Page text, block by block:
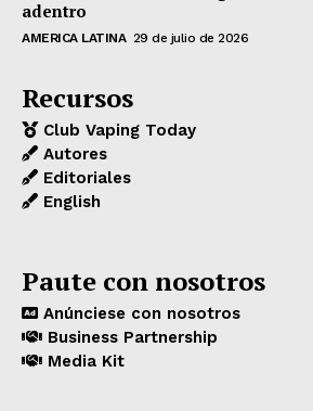
adentro
AMERICA LATINA 29 de julio de 2026
Recursos
Club Vaping Today
Autores
Editoriales
English
Paute con nosotros
Anúnciese con nosotros
Business Partnership
Media Kit